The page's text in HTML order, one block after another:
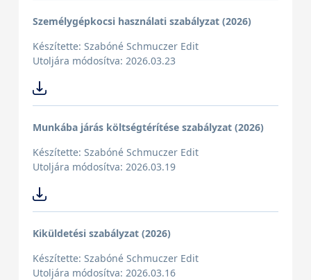
Személygépkocsi használati szabályzat (2026)
Készítette: Szabóné Schmuczer Edit
Utoljára módosítva: 2026.03.23
Munkába járás költségtérítése szabályzat (2026)
Készítette: Szabóné Schmuczer Edit
Utoljára módosítva: 2026.03.19
Kiküldetési szabályzat (2026)
Készítette: Szabóné Schmuczer Edit
Utoljára módosítva: 2026.03.16